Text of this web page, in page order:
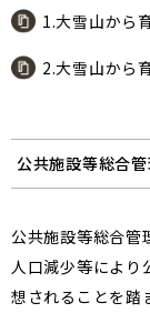
1.大雪山から
2.大雪山から
公共施設等総合
公共施設等総合管
人口減少等により
想されることを踏